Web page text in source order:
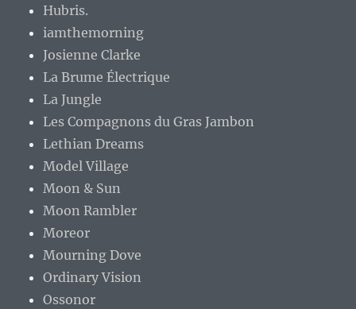
Hubris.
iamthemorning
Josienne Clarke
La Brume Électrique
La Jungle
Les Compagnons du Gras Jambon
Lethian Dreams
Model Village
Moon & Sun
Moon Rambler
Moreor
Mourning Dove
Ordinary Vision
Ossonor